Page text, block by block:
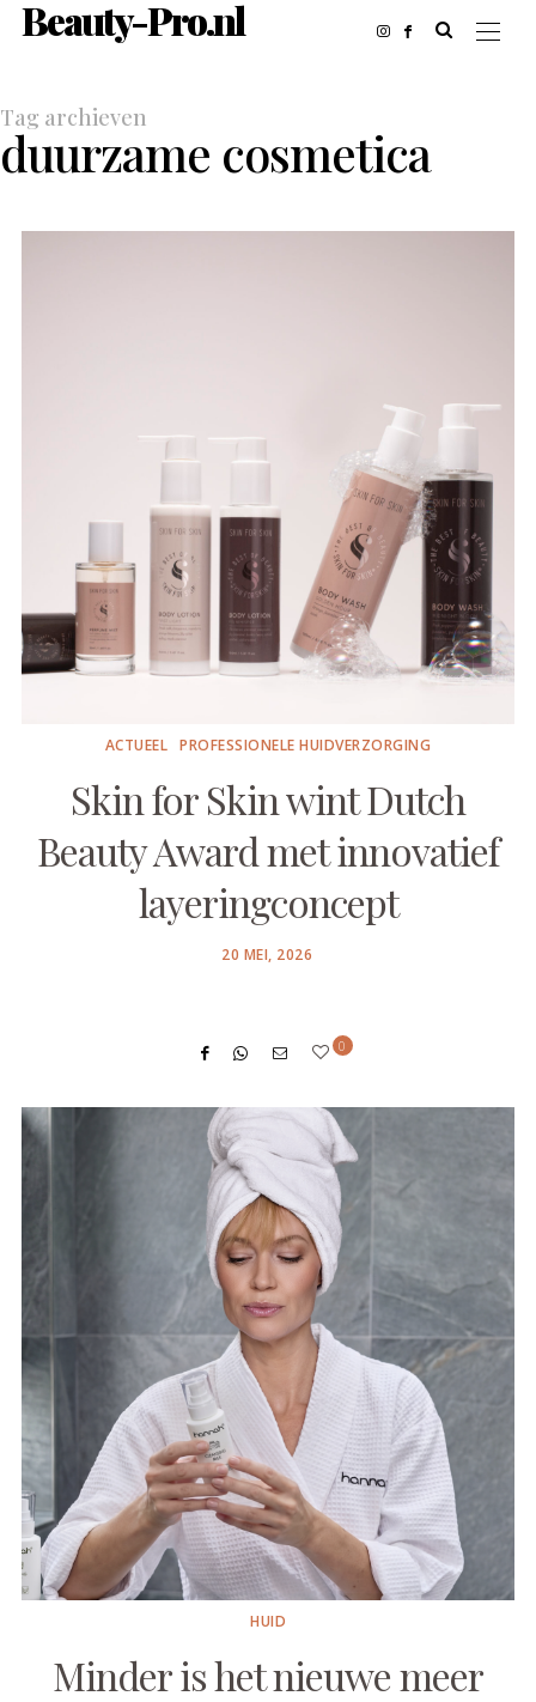
Beauty-Pro.nl
Tag archieven
duurzame cosmetica
ACTUEEL PROFESSIONELE HUIDVERZORGING
Skin for Skin wint Dutch
Beauty Award met innovatief
layeringconcept
POSTED
20 MEI, 2026
0
HUID
Minder is het nieuwe meer